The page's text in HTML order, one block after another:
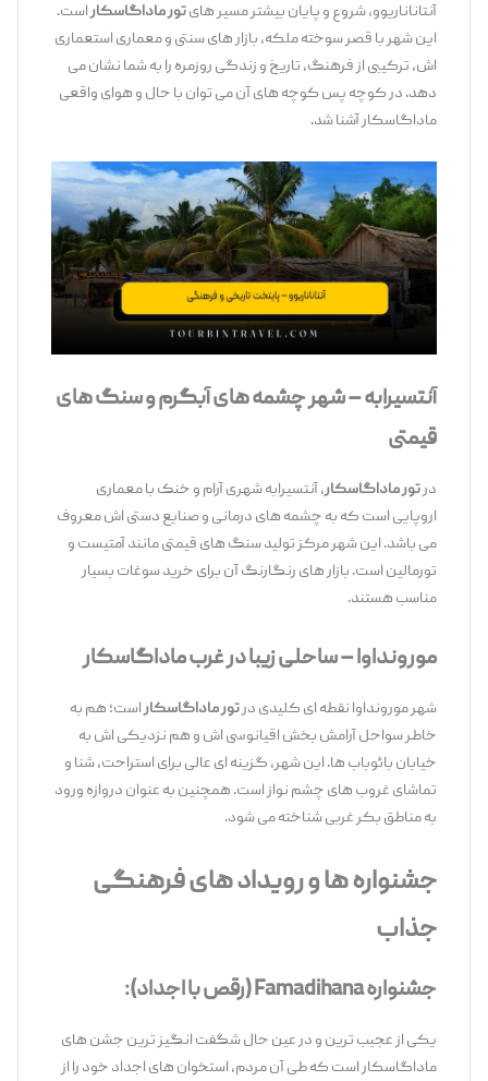
آنتاناناریوو، شروع و پایان بیشتر مسیر هایتور ماداگاسکاراست.
این شهر با قصر سوخته ملکه، بازار های سنتی و معماری استعماری
‌اش، ترکیبی از فرهنگ، تاریخ و زندگی روزمره را به شما نشان می
‌دهد. در کوچه ‌پس ‌کوچه‌ های آن می ‌توان با حال ‌و هوای واقعی
ماداگاسکار آشنا شد.
آنتسیرابه–شهر چشمه‌ های آبگرم و سنگ ‌های
قیمتی
تور ماداگاسکار، آنتسیرابه شهری آرام و خنک با معماری
اروپایی است که به چشمه ‌های درمانی و صنایع دستی ‌اش معروف
می ‌باشد. این شهر مرکز تولید سنگ ‌های قیمتی مانند آمتیست و
تورمالین است. بازار های رنگارنگ آن برای خرید سوغات بسیار
مناسب هستند.
مورونداوا–ساحلی زیبا در غرب ماداگاسکار
شهر مورونداوا نقطه ‌ای کلیدی درتور ماداگاسکاراست؛ هم به‌
خاطر سواحل آرامش ‌بخش اقیانوسی ‌اش و هم نزدیکی‌ اش به
خیابان بائوباب‌ ها. این شهر، گزینه ‌ای عالی برای استراحت، شنا و
تماشای غروب‌ های چشم ‌نواز است. همچنین به عنوان دروازه ورود
به مناطق بکر غربی شناخته می ‌شود.
جشنواره‌ ها و رویداد های فرهنگی
جذاب
جشنوارهFamadihana(رقص با اجداد):
یکی از عجیب ‌ترین و در عین حال شگفت ‌انگیز ترین جشن‌ های
ماداگاسکار است که طی آن مردم، استخوان‌ های اجداد خود را از